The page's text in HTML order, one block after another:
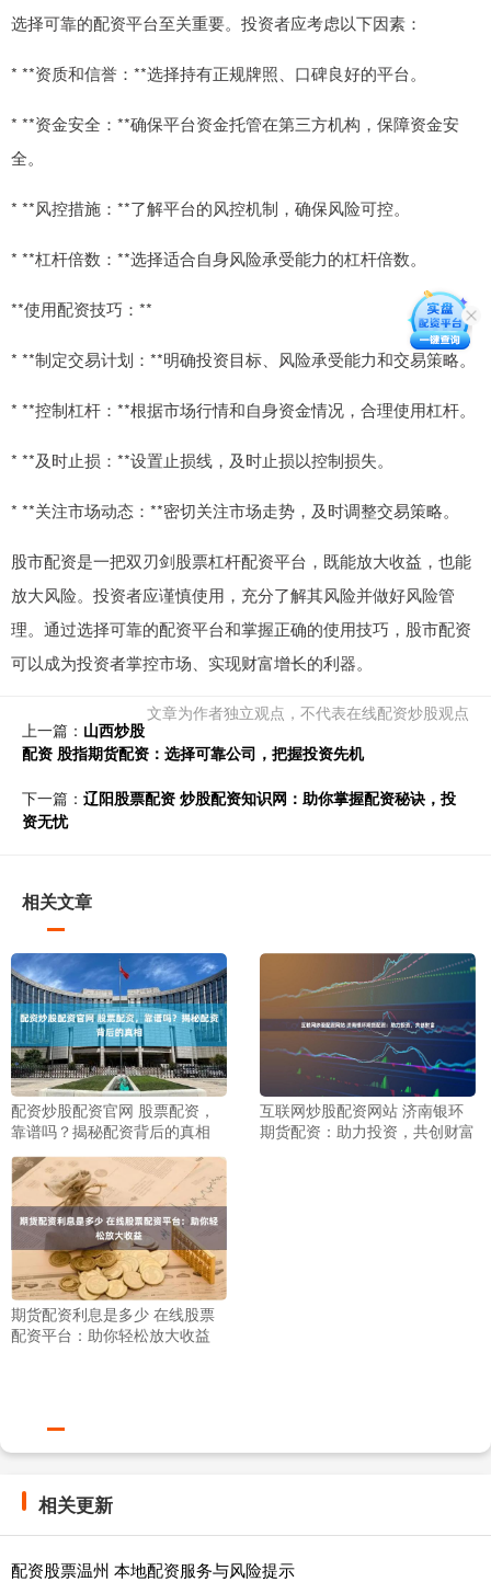
选择可靠的配资平台至关重要。投资者应考虑以下因素：
* **资质和信誉：**选择持有正规牌照、口碑良好的平台。
* **资金安全：**确保平台资金托管在第三方机构，保障资金安
全。
* **风控措施：**了解平台的风控机制，确保风险可控。
* **杠杆倍数：**选择适合自身风险承受能力的杠杆倍数。
**使用配资技巧：**
* **制定交易计划：**明确投资目标、风险承受能力和交易策略。
* **控制杠杆：**根据市场行情和自身资金情况，合理使用杠杆。
* **及时止损：**设置止损线，及时止损以控制损失。
* **关注市场动态：**密切关注市场走势，及时调整交易策略。
股市配资是一把双刃剑股票杠杆配资平台，既能放大收益，也能
放大风险。投资者应谨慎使用，充分了解其风险并做好风险管
理。通过选择可靠的配资平台和掌握正确的使用技巧，股市配资
可以成为投资者掌控市场、实现财富增长的利器。
文章为作者独立观点，不代表在线配资炒股观点
上一篇： 山西炒股
配资 股指期货配资：选择可靠公司，把握投资先机
下一篇： 辽阳股票配资 炒股配资知识网：助你掌握配资秘诀，投
资无忧
相关文章
配资炒股配资官网 股票配资，
靠谱吗？揭秘配资背后的真相
互联网炒股配资网站 济南银环
期货配资：助力投资，共创财富
期货配资利息是多少 在线股票
配资平台：助你轻松放大收益
相关更新
配资股票温州 本地配资服务与风险提示